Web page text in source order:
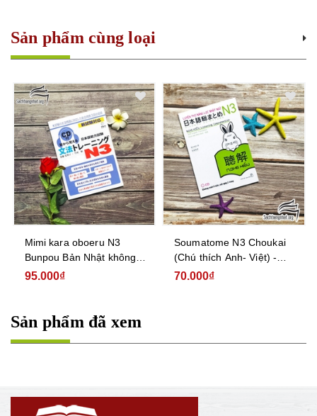
Sản phẩm cùng loại
Mimi kara oboeru N3
Bunpou Bản Nhật không
dịch - Sách luyện thi N3
95.000₫
Soumatome N3 Choukai
(Chú thích Anh- Việt) -
Luyện Thi Năng Lực Nhật
70.000₫
Sản phẩm đã xem